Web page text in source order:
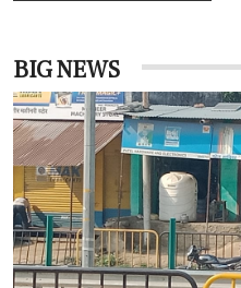
BIG NEWS